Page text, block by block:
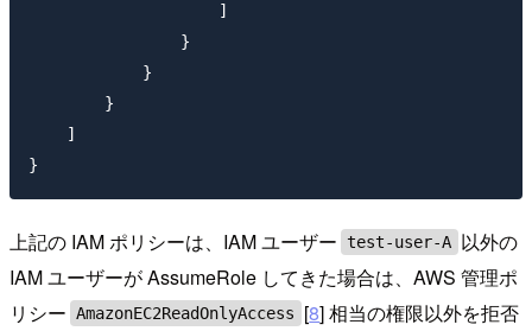
                    ]
                }
            }
        }
    ]
上記の IAM ポリシーは、IAM ユーザー test-user-A 以外の
IAM ユーザーが AssumeRole してきた場合は、AWS 管理ポ
リシー AmazonEC2ReadOnlyAccess [8] 相当の権限以外を拒否